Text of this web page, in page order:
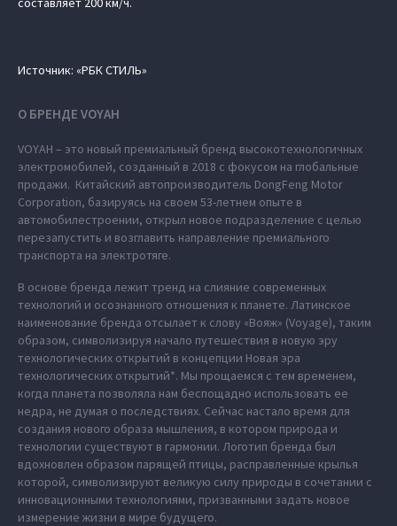
Источник: «РБК СТИЛЬ»
О БРЕНДЕ VOYAH
VOYAH – это новый премиальный бренд высокотехнологичных
электромобилей, созданный в 2018 с фокусом на глобальные
продажи. Китайский автопроизводитель DongFeng Motor
Corporation, базируясь на своем 53-летнем опыте в
автомобилестроении, открыл новое подразделение с целью
перезапустить и возглавить направление премиального
транспорта на электротяге.
В основе бренда лежит тренд на слияние современных
технологий и осознанного отношения к планете. Латинское
наименование бренда отсылает к слову «Вояж» (Voyage), таким
образом, символизируя начало путешествия в новую эру
технологических открытий в концепции Новая эра
технологических открытий*. Мы прощаемся с тем временем,
когда планета позволяла нам беспощадно использовать ее
недра, не думая о последствиях. Сейчас настало время для
создания нового образа мышления, в котором природа и
технологии существуют в гармонии. Логотип бренда был
вдохновлен образом парящей птицы, расправленные крылья
которой, символизируют великую силу природы в сочетании с
инновационными технологиями, призванными задать новое
измерение жизни в мире будущего.